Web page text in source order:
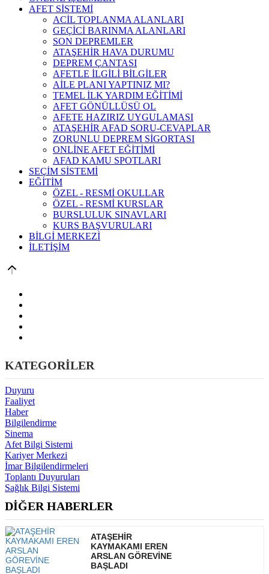
AFET SİSTEMİ
ACİL TOPLANMA ALANLARI
GEÇİCİ BARINMA ALANLARI
SON DEPREMLER
ATAŞEHİR HAVA DURUMU
DEPREM ÇANTASI
AFETLE İLGİLİ BİLGİLER
AİLE PLANI YAPTINIZ MI?
TEMEL İLK YARDIM EĞİTİMİ
AFET GÖNÜLLÜSÜ OL
AFETE HAZIRIZ UYGULAMASI
ATAŞEHİR AFAD SORU-CEVAPLAR
ZORUNLU DEPREM SİGORTASI
ONLİNE AFET EĞİTİMİ
AFAD KAMU SPOTLARI
SEÇİM SİSTEMİ
EĞİTİM
ÖZEL - RESMİ OKULLAR
ÖZEL - RESMİ KURSLAR
BURSLULUK SINAVLARI
KURS BAŞVURULARI
BİLGİ MERKEZİ
İLETİŞİM
KATEGORİLER
Duyuru
Faaliyet
Haber
Bilgilendirme
Sinema
Afet Bilgi Sistemi
Kariyer Merkezi
İmar Bilgilendirmeleri
Toplantı Duyuruları
Sağlık Bilgi Sistemi
DİĞER HABERLER
ATAŞEHİR
KAYMAKAMI EREN
ARSLAN GÖREVİNE
BAŞLADI